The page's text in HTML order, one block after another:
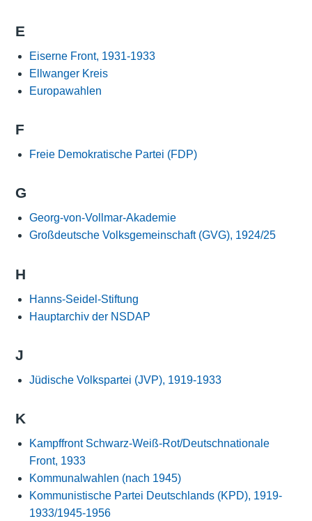
E
Eiserne Front, 1931-1933
Ellwanger Kreis
Europawahlen
F
Freie Demokratische Partei (FDP)
G
Georg-von-Vollmar-Akademie
Großdeutsche Volksgemeinschaft (GVG), 1924/25
H
Hanns-Seidel-Stiftung
Hauptarchiv der NSDAP
J
Jüdische Volkspartei (JVP), 1919-1933
K
Kampffront Schwarz-Weiß-Rot/Deutschnationale
Front, 1933
Kommunalwahlen (nach 1945)
Kommunistische Partei Deutschlands (KPD), 1919-
1933/1945-1956